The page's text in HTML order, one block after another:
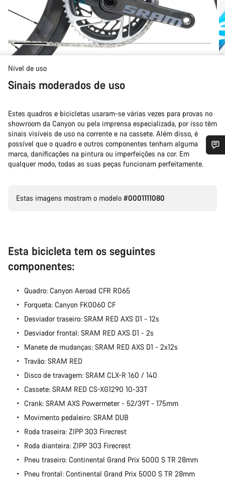
Nível de uso
Sinais moderados de uso
Estes quadros e bicicletas usaram-se várias vezes para provas no
showroom da Canyon ou pela imprensa especializada, por isso têm
sinais visíveis de uso na corrente e na cassete. Além disso, é
possível que o quadro e outros componentes tenham alguma
marca, danificações na pintura ou imperfeições na cor. Em
qualquer modo, todas as suas peças funcionam perfeitamente.
Estas imagens mostram o modelo #0001111080
Esta bicicleta tem os seguintes
componentes:
Quadro: Canyon Aeroad CFR R065
Forqueta: Canyon FK0060 CF
Desviador traseiro: SRAM RED AXS D1 - 12s
Desviador frontal: SRAM RED AXS D1 - 2s
Manete de mudanças: SRAM RED AXS D1 - 2x12s
Travão: SRAM RED
Disco de travagem: SRAM CLX-R 160 / 140
Cassete: SRAM RED CS-XG1290 10-33T
Crank: SRAM AXS Powermeter - 52/39T - 175mm
Movimento pedaleiro: SRAM DUB
Roda traseira: ZIPP 303 Firecrest
Roda dianteira: ZIPP 303 Firecrest
Pneu traseiro: Continental Grand Prix 5000 S TR 28mm
Pneu frontal: Continental Grand Prix 5000 S TR 28mm
Precisas de ajuda?
responder às tuas perguntas.
Fechar